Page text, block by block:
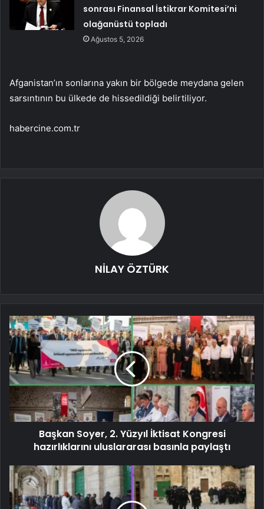
sonrası Finansal İstikrar Komitesi’ni
olağanüstü topladı
Ağustos 5, 2026
Afganistan’ın sonlarına yakın bir bölgede meydana gelen
sarsıntının bu ülkede de hissedildiği belirtiliyor.
habercine.com.tr
NİLAY ÖZTÜRK
Başkan Soyer, 2. Yüzyıl İktisat Kongresi
hazırlıklarını uluslararası basınla paylaştı